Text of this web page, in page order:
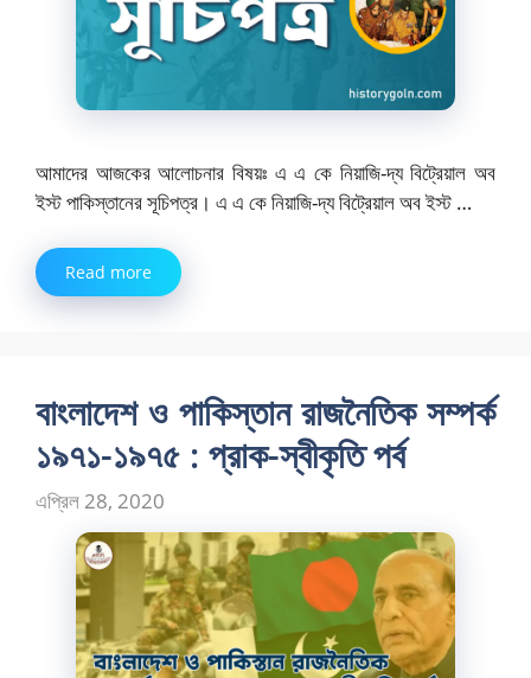
আমাদের আজকের আলোচনার বিষয়ঃ এ এ কে নিয়াজি-দ্য বিট্রেয়াল অব
ইস্ট পাকিস্তানের সূচিপত্র। এ এ কে নিয়াজি-দ্য বিট্রেয়াল অব ইস্ট …
Read more
বাংলাদেশ ও পাকিস্তান রাজনৈতিক সম্পর্ক
১৯৭১-১৯৭৫ : প্রাক-স্বীকৃতি পর্ব
এপ্রিল 28, 2020